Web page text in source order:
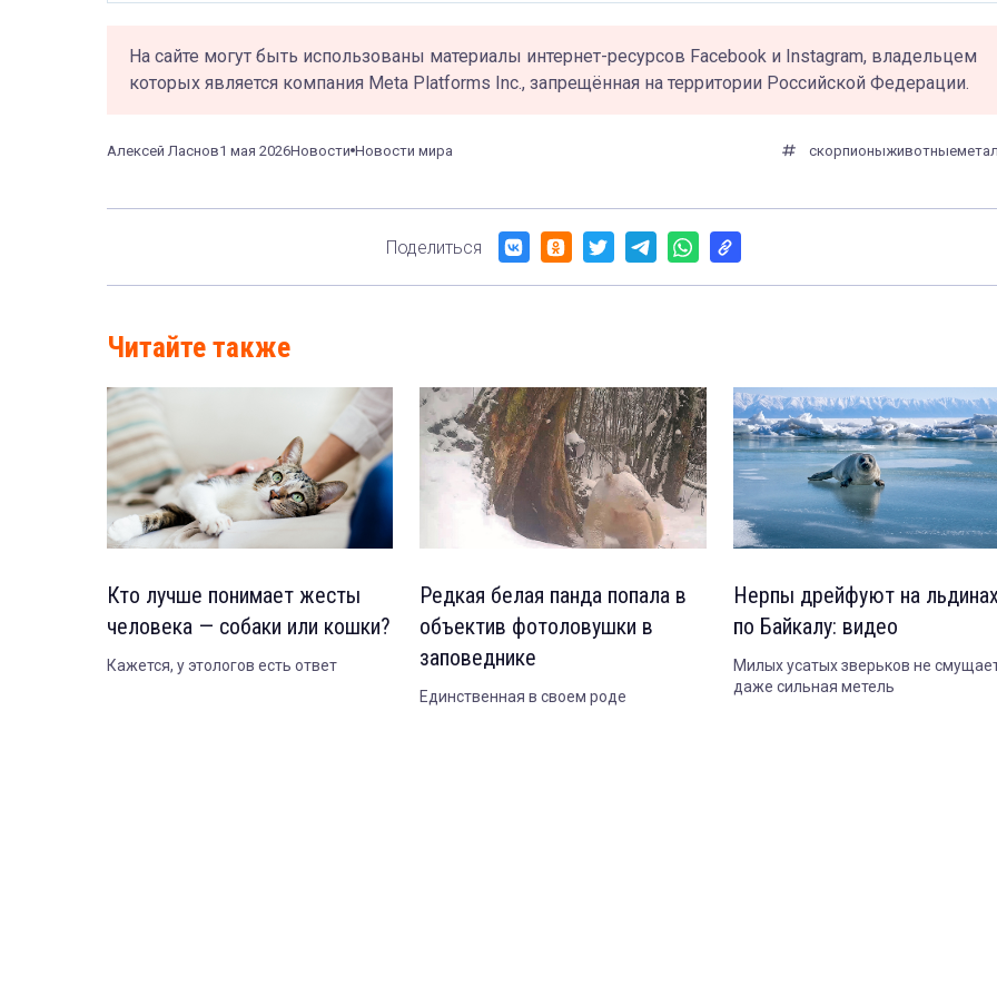
На сайте могут быть использованы материалы интернет-ресурсов Facebook и Instagram, владельцем
которых является компания Meta Platforms Inc., запрещённая на территории Российской Федерации.
Алексей Ласнов1 мая 2026Новости Новости мира скорпионыживотные
Поделиться
Читайте также
Кто лучше понимает жесты
человека — собаки или кошки?
Кажется, у этологов есть ответ
Редкая белая панда попала в
объектив фотоловушки в
заповеднике
Единственная в своем роде
Нерпы дрейфуют на
по Байкалу: видео
Милых усатых зверьков не
даже сильная метель